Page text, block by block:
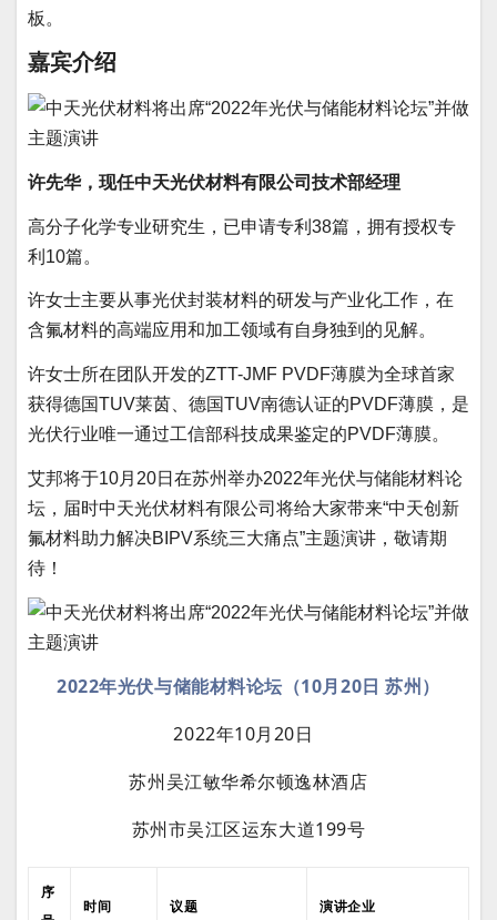
板。
嘉宾介绍
许先华，现任中天光伏材料有限公司技术部经理
高分子化学专业研究生， 已申请专利38篇，拥有授权专
利10篇。
许女士主要从事光伏封装材料的研发与产业化工作，在
含氟材料的高端应用和加工领域有自身独到的见解。
许女士所在团队开发的ZTT-JMF PVDF薄膜为全球首家
获得德国TUV莱茵、德国TUV南德认证的PVDF薄膜，是
光伏行业唯一通过工信部科技成果鉴定的PVDF薄膜。
艾邦将于10月20日在苏州举办2022年光伏与储能材料论
坛，届时中天光伏材料有限公司将给大家带来“中天创新
氟材料助力解决BIPV系统三大痛点”主题演讲，敬请期
待！
2022年光伏与储能材料论坛（10月20日 苏州）
2022年10月20日
苏州吴江敏华希尔顿逸林酒店
苏州市吴江区运东大道199号
序
时间 议题 演讲企业